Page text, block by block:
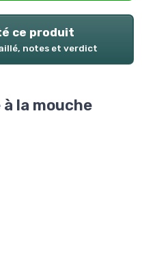
ce produit
notes et verdict
la mouche